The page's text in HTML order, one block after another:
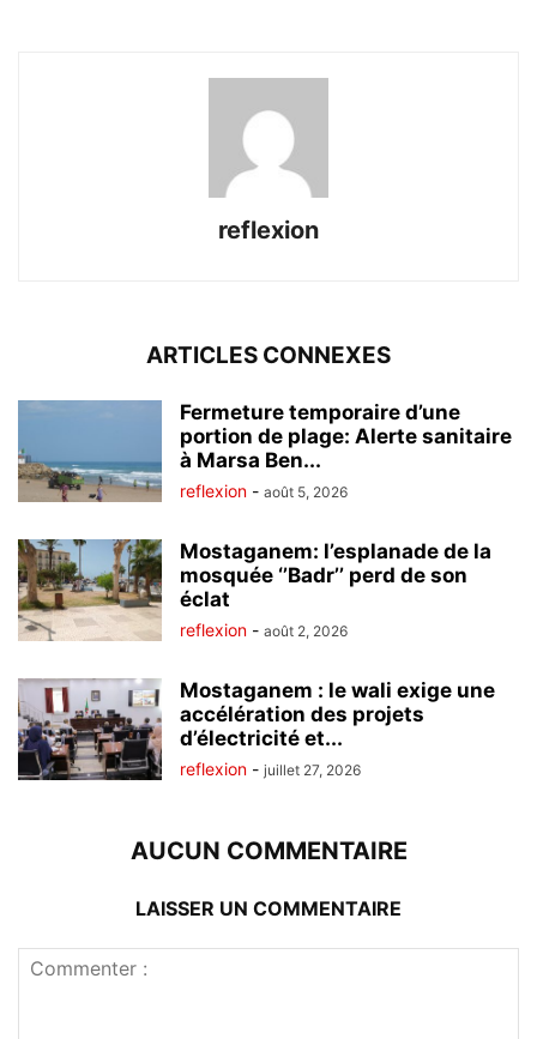
reflexion
ARTICLES CONNEXES
Fermeture temporaire d’une
portion de plage: Alerte sanitaire
à Marsa Ben...
reflexion - août 5, 2026
Mostaganem: l’esplanade de la
mosquée ‘’Badr’’ perd de son
éclat
reflexion - août 2, 2026
Mostaganem : le wali exige une
accélération des projets
d’électricité et...
reflexion - juillet 27, 2026
AUCUN COMMENTAIRE
LAISSER UN COMMENTAIRE